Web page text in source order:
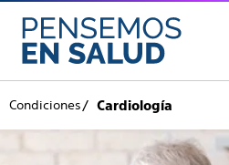
Condiciones Cardiología